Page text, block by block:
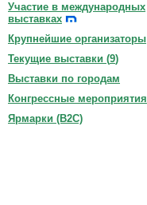
Участие в международных
выставках
Крупнейшие организаторы
Текущие выставки (9)
Выставки по городам
Конгрессные мероприятия
Ярмарки (B2C)